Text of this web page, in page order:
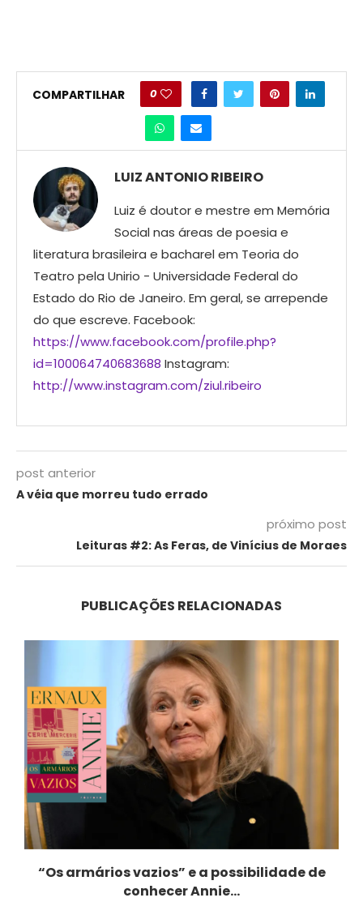
COMPARTILHAR 0
LUIZ ANTONIO RIBEIRO
Luiz é doutor e mestre em Memória
Social nas áreas de poesia e
literatura brasileira e bacharel em Teoria do
Teatro pela Unirio - Universidade Federal do
Estado do Rio de Janeiro. Em geral, se arrepende
do que escreve. Facebook:
https://www.facebook.com/profile.php?
id=100064740683688 Instagram:
http://www.instagram.com/ziul.ribeiro
post anterior
A véia que morreu tudo errado
próximo post
Leituras #2: As Feras, de Vinícius de Moraes
PUBLICAÇÕES RELACIONADAS
“Os armários vazios” e a possibilidade de
conhecer Annie...